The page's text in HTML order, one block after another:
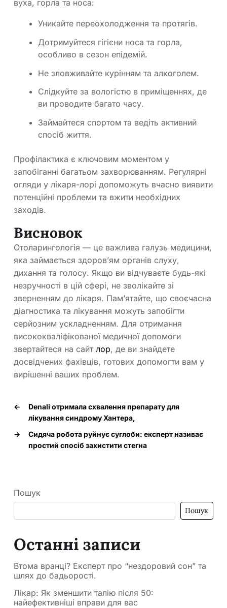
вуха, горла та носа:
Уникайте переохолодження та протягів.
Дотримуйтеся гігієни носа та горла,
особливо в сезон епідемій.
Не зловживайте курінням та алкоголем.
Слідкуйте за вологістю в приміщеннях, де
ви проводите багато часу.
Займайтеся спортом та ведіть активний
спосіб життя.
Профілактика є ключовим моментом у
запобіганні багатьом захворюванням. Регулярні
огляди у лікаря-лорі допоможуть вчасно виявити
потенційні проблеми та вжити необхідних
заходів.
Висновок
Отоларингологія — це важлива галузь медицини,
яка займається здоров’ям органів слуху,
дихання та голосу. Якщо ви відчуваєте будь-які
незручності в цій сфері, не зволікайте зі
зверненням до лікаря. Пам’ятайте, що своєчасна
діагностика та лікування можуть запобігти
серйозним ускладненням. Для отримання
висококваліфікованої медичної допомоги
звертайтеся на сайт лор, де ви знайдете
досвідчених фахівців, готових допомогти вам у
вирішенні ваших проблем.
←
Denali отримала схвалення препарату для
лікування синдрому Хантера,
→
Сидяча робота руйнує суглоби: експерт називає
простий спосіб захистити стегна
Пошук
Пошук
Останні записи
Втома вранці? Експерт про “нездоровий сон” та
шлях до бадьорості.
Лікар: Як зменшити талію після 50:
найефективніші вправи для вас